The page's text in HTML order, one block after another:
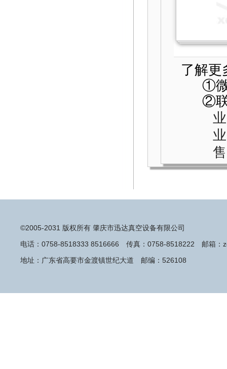
了解更
①微信
②
业务
售后
©2005-2031 版权所有 肇庆市迅达真空设备有限公司
电话：0758-8518333 8516666 传真：0758-8518222 邮箱：
地址：广东省高要市金渡镇世纪大道 邮编：526108